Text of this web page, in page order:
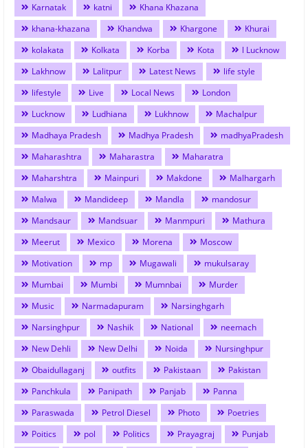
Karnatak
katni
Khana Khazana
khana-khazana
Khandwa Khargone
Khurai
kolakata
Kolkata Korba Kota
l Lucknow
Lakhnow
Lalitpur Latest News
life style
lifestyle
Live Local News
London
Lucknow
Ludhiana Lukhnow
Machalpur
Madhaya Pradesh
Madhya Pradesh
madhyaPradesh
Maharashtra
Maharastra
Maharatra
Maharshtra
Mainpuri Makdone
Malhargarh
Malwa
Mandideep Mandla
mandosur
Mandsaur
Mandsuar Manmpuri
Mathura
Meerut
Mexico Morena
Moscow
Motivation
mp Mugawali
mukulsaray
Mumbai
Mumbi Mumnbai
Murder
Music
Narmadapuram
Narsinghgarh
Narsinghpur
Nashik National
neemach
New Dehli
New Delhi Noida
Nursinghpur
Obaidullaganj
outfits Pakistaan
Pakistan
Panchkula
Panipath Panjab
Panna
Paraswada
Petrol Diesel Photo
Poetries
Poitics
pol Politics Prayagraj
Punjab